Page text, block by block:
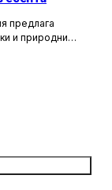
предлага
и природни